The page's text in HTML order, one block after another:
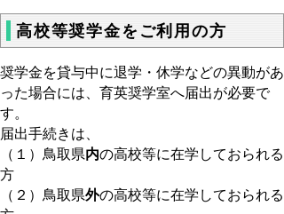
高校等奨学金をご利用の方
奨学金を貸与中に退学・休学などの異動があ
った場合には、育英奨学室へ届出が必要で
す。
届出手続きは、
（１）鳥取県内の高校等に在学しておられる
方
（２）鳥取県外の高校等に在学しておられる